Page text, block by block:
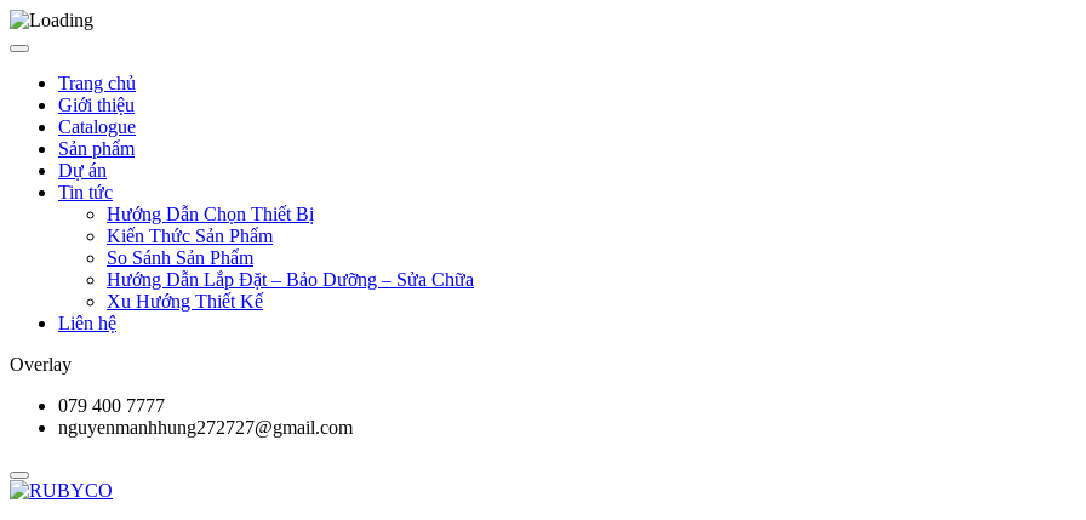
Trang chủ
Giới thiệu
Catalogue
Sản phẩm
Dự án
Tin tức
Hướng Dẫn Chọn Thiết Bị
Kiến Thức Sản Phẩm
So Sánh Sản Phẩm
Hướng Dẫn Lắp Đặt – Bảo Dưỡng – Sửa Chữa
Xu Hướng Thiết Kế
Liên hệ
Overlay
079 400 7777
nguyenmanhhung272727@gmail.com